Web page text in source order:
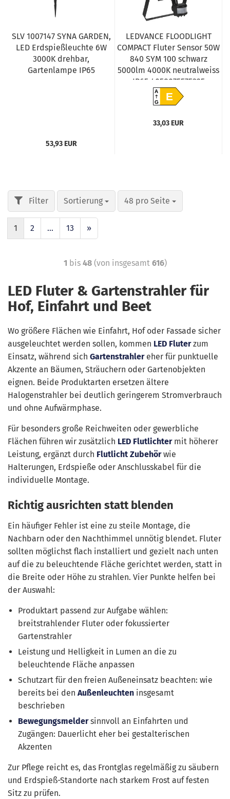
SLV 1007147 SYNA GARDEN,
LED Erdspießleuchte 6W
3000K drehbar,
Gartenlampe IP65
53,93 EUR
LEDVANCE FLOODLIGHT
COMPACT Fluter Sensor 50W
840 SYM 100 schwarz
5000lm 4000K neutralweiss
IP65 4058075575325
A
GE
33,03 EUR
Sortierung 48 pro Seite
1 2 ... 13 »
1 bis 48(von insgesamt 616)
LED Fluter & Gartenstrahler für
Hof, Einfahrt und Beet
Wo größere Flächen wie Einfahrt, Hof oder Fassade sicher
ausgeleuchtet werden sollen, kommen LED Fluterzum
Einsatz, während sich Gartenstrahlereher für punktuelle
Akzente an Bäumen, Sträuchern oder Gartenobjekten
eignen. Beide Produktarten ersetzen ältere
Halogenstrahler bei deutlich geringerem Stromverbrauch
und ohne Aufwärmphase.
Für besonders große Reichweiten oder gewerbliche
Flächen führen wir zusätzlich LED Flutlichtermit höherer
Leistung, ergänzt durch Flutlicht Zubehörwie
Halterungen, Erdspieße oder Anschlusskabel für die
individuelle Montage.
Richtig ausrichten statt blenden
Ein häufiger Fehler ist eine zu steile Montage, die
Nachbarn oder den Nachthimmel unnötig blendet. Fluter
sollten möglichst flach installiert und gezielt nach unten
auf die zu beleuchtende Fläche gerichtet werden, statt in
die Breite oder Höhe zu strahlen. Vier Punkte helfen bei
der Auswahl:
Produktart passend zur Aufgabe wählen:
breitstrahlender Fluter oder fokussierter
Gartenstrahler
Leistung und Helligkeit in Lumen an die zu
beleuchtende Fläche anpassen
Schutzart für den freien Außeneinsatz beachten: wie
bereits bei den Außenleuchten insgesamt
beschrieben
Bewegungsmeldersinnvoll an Einfahrten und
Zugängen: Dauerlicht eher bei gestalterischen
Akzenten
Zur Pflege reicht es, das Frontglas regelmäßig zu säubern
und Erdspieß-Standorte nach starkem Frost auf festen
Sitz zu prüfen.